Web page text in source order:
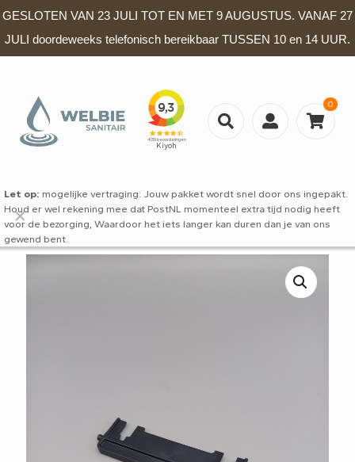
GESLOTEN VAN 23 JULI TOT EN MET 9 AUGUSTUS. VANAF 27
JULI doordeweeks telefonisch bereikbaar TUSSEN 10 en 14 UUR.
0
Let op: mogelijke vertraging: Jouw pakket wordt snel door ons ingepakt.
Houd er wel rekening mee dat PostNL momenteel extra tijd nodig heeft
voor de bezorging, Waardoor het iets langer kan duren dan je van ons
gewend bent.
✕